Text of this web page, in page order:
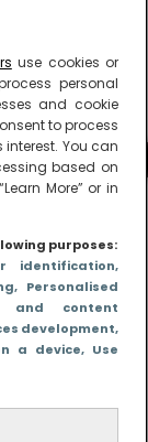
use cookies or
personal
and cookie
to process
You can
based on
More” or in
purposes:
identification,
, Personalised
and content
development,
a device, Use